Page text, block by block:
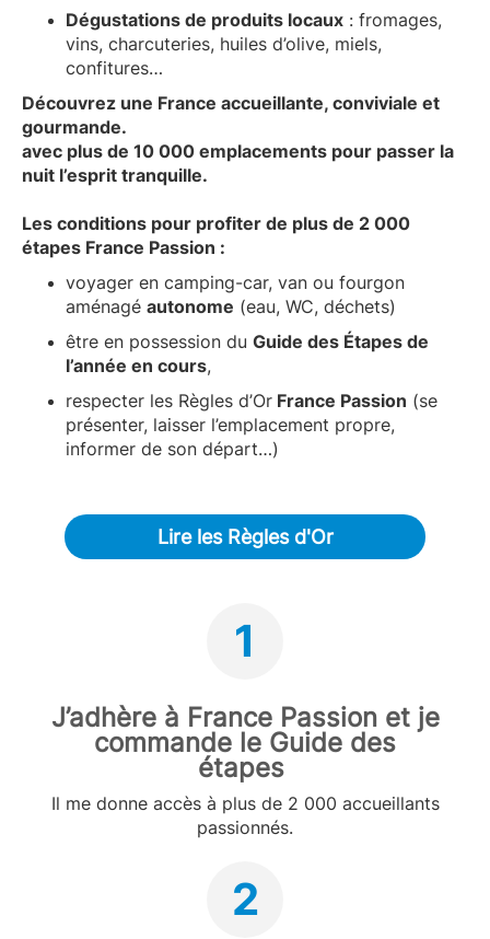
Dégustations de produits locaux : fromages,
vins, charcuteries, huiles d’olive, miels,
confitures…
Découvrez une France accueillante, conviviale et
gourmande.
avec plus de 10 000 emplacements pour passer la
nuit l’esprit tranquille.
Les conditions pour profiter de plus de 2 000
étapes France Passion :
voyager en camping-car, van ou fourgon
aménagé autonome (eau, WC, déchets)
être en possession du Guide des Étapes de
l’année en cours,
respecter les Règles d’Or France Passion (se
présenter, laisser l’emplacement propre,
informer de son départ…)
Lire les Règles d'Or
1
J’adhère à France Passion et je
commande le Guide des
étapes
Il me donne accès à plus de 2 000 accueillants
passionnés.
2